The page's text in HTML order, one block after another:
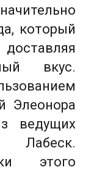
который
вкус.
Элеонора
ведущих
этого